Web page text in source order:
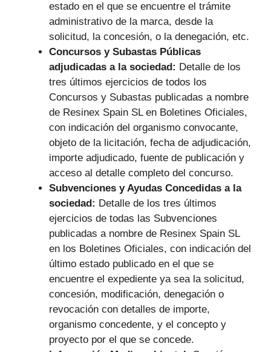
estado en el que se encuentre el trámite
administrativo de la marca, desde la
solicitud, la concesión, o la denegación, etc.
Concursos y Subastas Públicas
adjudicadas a la sociedad: Detalle de los
tres últimos ejercicios de todos los
Concursos y Subastas publicadas a nombre
de Resinex Spain SL en Boletines Oficiales,
con indicación del organismo convocante,
objeto de la licitación, fecha de adjudicación,
importe adjudicado, fuente de publicación y
acceso al detalle completo del concurso.
Subvenciones y Ayudas Concedidas a la
sociedad: Detalle de los tres últimos
ejercicios de todas las Subvenciones
publicadas a nombre de Resinex Spain SL
en los Boletines Oficiales, con indicación del
último estado publicado en el que se
encuentre el expediente ya sea la solicitud,
concesión, modificación, denegación o
revocación con detalles de importe,
organismo concedente, y el concepto y
proyecto por el que se concede.